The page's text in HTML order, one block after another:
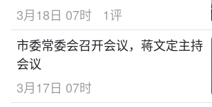
3月18日 07时
1评
市委常委会召开会议，蒋文定主持
会议
3月17日 07时